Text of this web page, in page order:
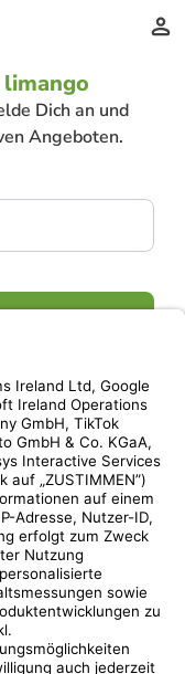
limango
Dich an und
Angeboten.
Compliance
Help Center